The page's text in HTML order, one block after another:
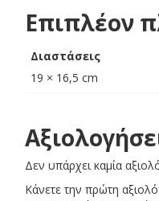
Επιπλέον
Διαστάσεις
19 × 16,5 cm
Δεν υπάρχει καμία
Κάνετε την πρώτη